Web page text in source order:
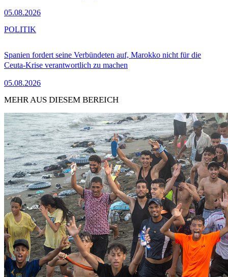
05.08.2026
Spanien fordert seine Verbündeten auf, Marokko nicht für die
Ceuta-Krise verantwortlich zu machen
05.08.2026
POLITIK
MEHR AUS DIESEM BEREICH